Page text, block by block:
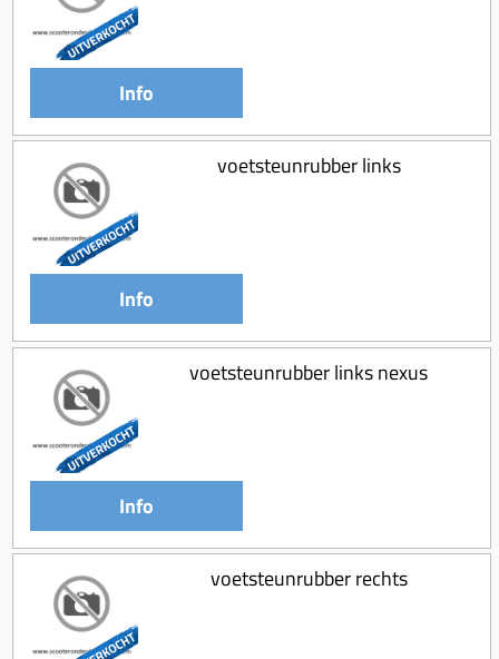
Info
voetsteunrubber links
Info
voetsteunrubber links nexus
Info
voetsteunrubber rechts